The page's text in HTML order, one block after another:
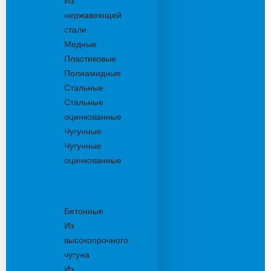
нержавеющей
стали
Медные
Пластиковые
Полиамидные
Стальные
Стальные
оцинкованные
Чугунные
Чугунные
оцинкованные
Бетонные
Из
высокопрочного
чугуна